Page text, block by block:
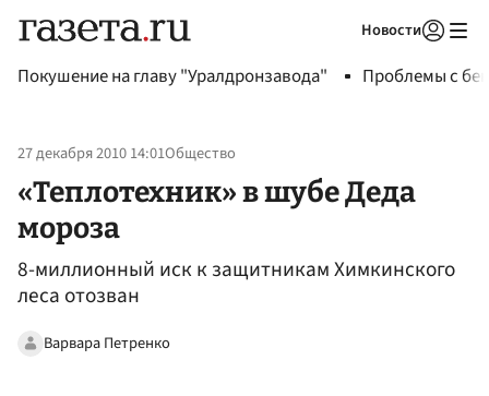
Новости
Покушение на главу "Уралдронзавода" Проблемы с
27 декабря 2010 14:01Общество
«Теплотехник» в шубе Деда
мороза
8-миллионный иск к защитникам Химкинского
леса отозван
Варвара Петренко